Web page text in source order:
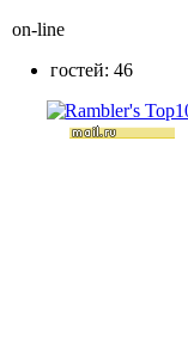
on-line
гостей: 46